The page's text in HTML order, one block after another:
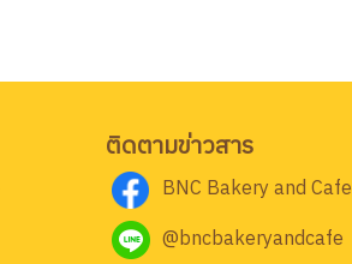
ติดตามข่าวสาร
BNC Bakery and Cafe
@bncbakeryandcafe